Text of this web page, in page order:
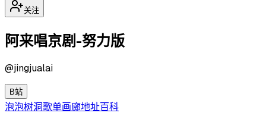
关注
阿来唱京剧-努力版
@jingjualai
B站
泡泡树洞歌单画廊地址百科